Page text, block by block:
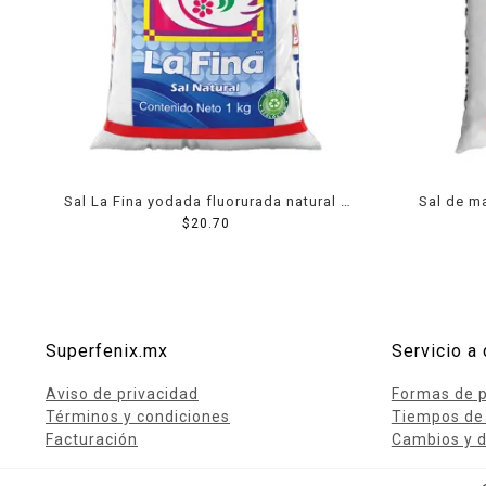
Lácteos
Limpieza del hogar
Mascotas
Pan de la casa
Salchichonería
Sal La Fina yodada fluorurada natural 1
kg
$ 20.70
Sal de
Superfenix.mx
Aviso de privacidad
Términos y condiciones
Facturación
Servicio a
Formas de
Tiempos
Cambios y